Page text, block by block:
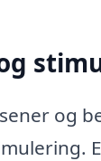
og